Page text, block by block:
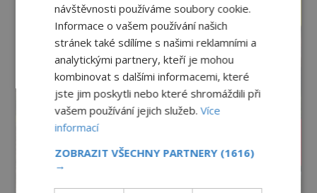
návštěvnosti používáme soubory cookie.
Informace o vašem používání našich
stránek také sdílíme s našimi reklamními a
analytickými partnery, kteří je mohou
kombinovat s dalšími informacemi, které
jste jim poskytli nebo které shromáždili při
vašem používání jejich služeb.Více
informací
ZOBRAZIT VŠECHNY PARTNERY (1616)
→